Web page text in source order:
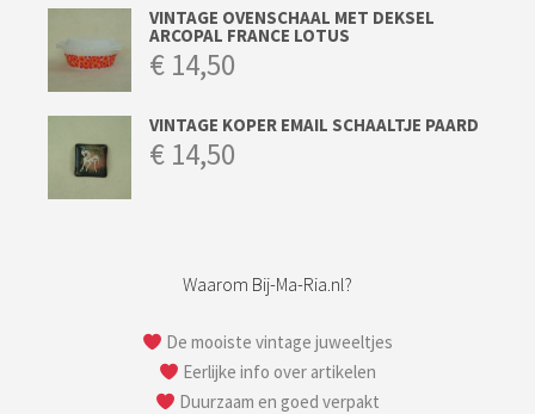
VINTAGE OVENSCHAAL MET DEKSEL
ARCOPAL FRANCE LOTUS
€ 14,50
VINTAGE KOPER EMAIL SCHAALTJE PAARD
€ 14,50
Waarom Bij-Ma-Ria.nl?
De mooiste vintage juweeltjes
Eerlijke info over artikelen
Duurzaam en goed verpakt